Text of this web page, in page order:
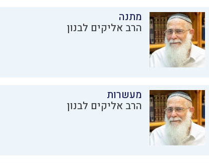
מתנה
הרב אליקים לבנון
מעשרות
הרב אליקים לבנון